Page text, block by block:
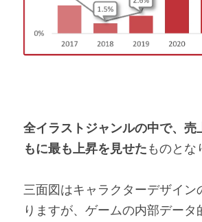
全イラストジャンルの中で、売
もに最も上昇を見せたものとな
三面図はキャラクターデザイン
りますが、ゲームの内部データ